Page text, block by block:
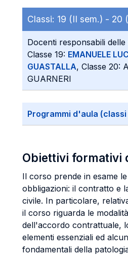
Classi: 19 (II sem.) - 20
Docenti responsabili delle
Classe 19: EMANUELE
GUASTALLA, Classe 20:
GUARNERI
Programmi d'aula (classi
Obiettivi formativi
Il corso prende in esame
obbligazioni: il contratto e
civile. In particolare,
il corso riguarda le
dell'accordo contrattuale,
elementi essenziali ed
fondamentali della